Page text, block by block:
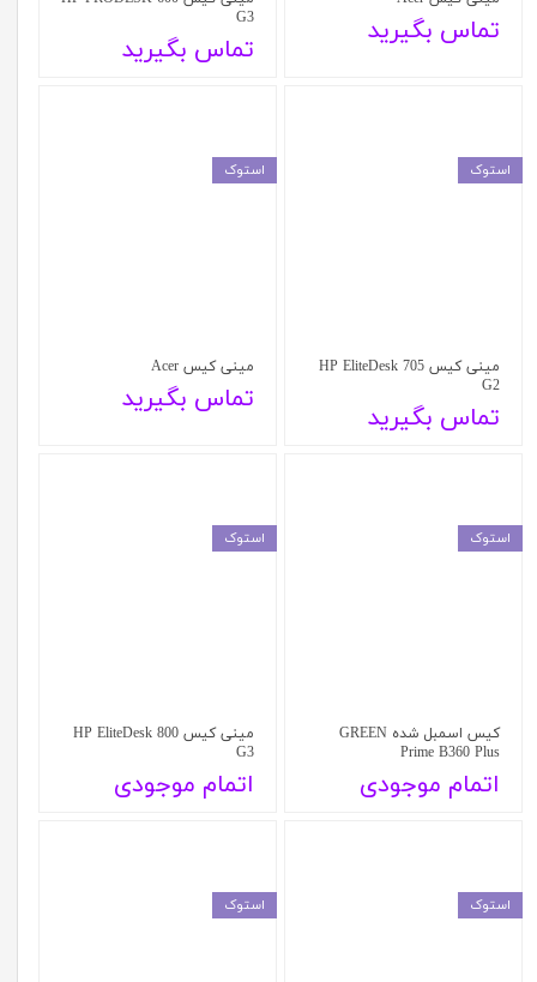
تماس بگیرید
G3
تماس بگیرید
مینی کیس HP EliteDesk 705
G2
تماس بگیرید
استوک
مینی کیس Acer
تماس بگیرید
استوک
کیس اسمبل شده GREEN
Prime B360 Plus
اتمام موجودی
استوک
مینی کیس HP EliteDesk 800
G3
اتمام موجودی
استوک
استوک استوک